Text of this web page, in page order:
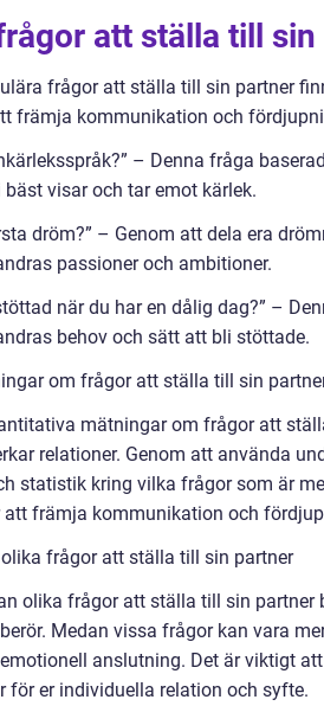
att ställa till
frågor att ställa till sin partner
främja kommunikation och
– Denna fråga
visar och tar emot kärlek.
dröm?” – Genom att dela era
passioner och ambitioner.
när du har en dålig dag?” –
behov och sätt att bli stöttade.
om frågor att ställa till sin
mätningar om frågor att
relationer. Genom att använda
statistik kring vilka frågor som är
främja kommunikation och
frågor att ställa till sin partner
olika frågor att ställa till sin partner
Medan vissa frågor kan vara
anslutning. Det är viktigt
för er individuella relation och syfte.